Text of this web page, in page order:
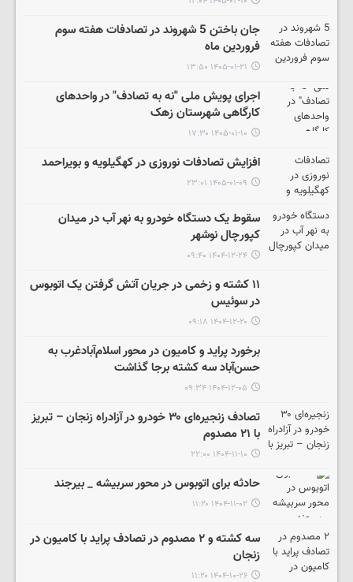
جان باختن 5 شهروند در تصادفات هفته سوم
فروردین ماه
۱۴۰۵-۰۱-۲۱ ۱۳:۵۰
اجرای پویش ملی "نه به تصادف" در واحدهای
کارگاهی شهرستان زهک
۱۴۰۵-۰۱-۱۰ ۱۷:۳۰
افزایش تصادفات نوروزی در کهگیلویه و بویراحمد
۱۴۰۵-۰۱-۰۹ ۲۳:۰۱
سقوط یک دستگاه خودرو به نهر آب در میدان
کپورچال نوشهر
۱۴۰۴-۱۲-۲۴ ۰۹:۴۰
۱۱ کشته و زخمی در جریان آتش‌ گرفتن یک اتوبوس
در سوئیس
۱۴۰۴-۱۲-۲۰ ۰۹:۱۸
برخورد پراید و کامیون در محور اسلام‌آبادغرب به
حسن‌آباد سه کشته برجا گذاشت
۱۴۰۴-۱۲-۰۵ ۰۹:۳۴
تصادف زنجیره‌ای ۳۰ خودرو در آزادراه زنجان – تبریز
با ۲۱ مصدوم
۱۴۰۴-۱۱-۱۰ ۲۲:۰۰
حادثه برای اتوبوس در محور سربیشه _ بیرجند
۱۴۰۴-۱۱-۰۲ ۱۱:۲۰
سه کشته و ۲ مصدوم در تصادف پراید با کامیون در
زنجان
۱۴۰۴-۱۰-۲۶ ۱۱:۲۰